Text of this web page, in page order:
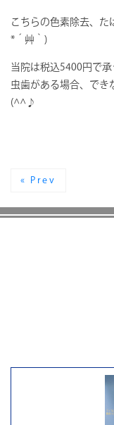
こちらの色素除去、た
*´艸｀)
当院は税込5400円で承
虫歯がある場合、でき
(^^♪
« Prev